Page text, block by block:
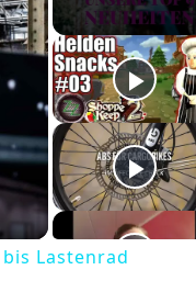
Lastenrad